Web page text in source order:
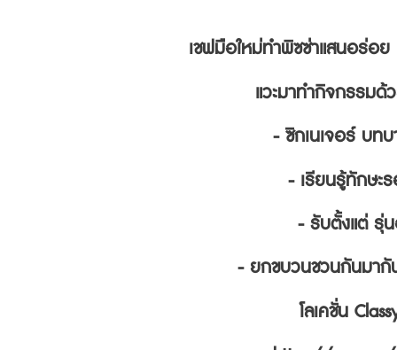
เชฟมือใหม่ทำพิซซ่าแสนอร่อย
แวะมาทำกิจกรรมด้
- ซิกเนเจอร์ บ
- เรียนรู้ทักษะ
- รับตั้งแต่ รุ่
- ยกขบวนชวนกันมากั
โลเคชั่น